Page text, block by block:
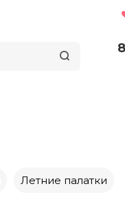
Летние палатки